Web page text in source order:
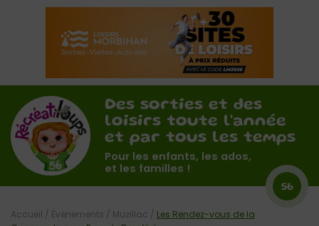
Des sorties et des
loisirs toute l'année
et par tous les temps
Pour les enfants, les ados,
et les familles !
56
Accueil / Évènements / Muzillac / Les Rendez-vous de la